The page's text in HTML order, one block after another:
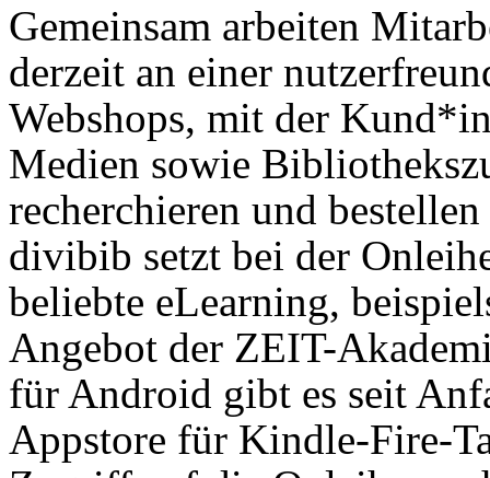
Gemeinsam arbeiten
derzeit an einer
Webshops, mit der
Medien sowie
recherchieren und
divibib setzt bei der
beliebte eLearning,
Angebot der ZEIT-
für Android gibt es seit
Appstore für Kindle-Fire-